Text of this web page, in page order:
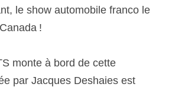
le show automobile franco le
!
monte à bord de cette
par Jacques Deshaies est